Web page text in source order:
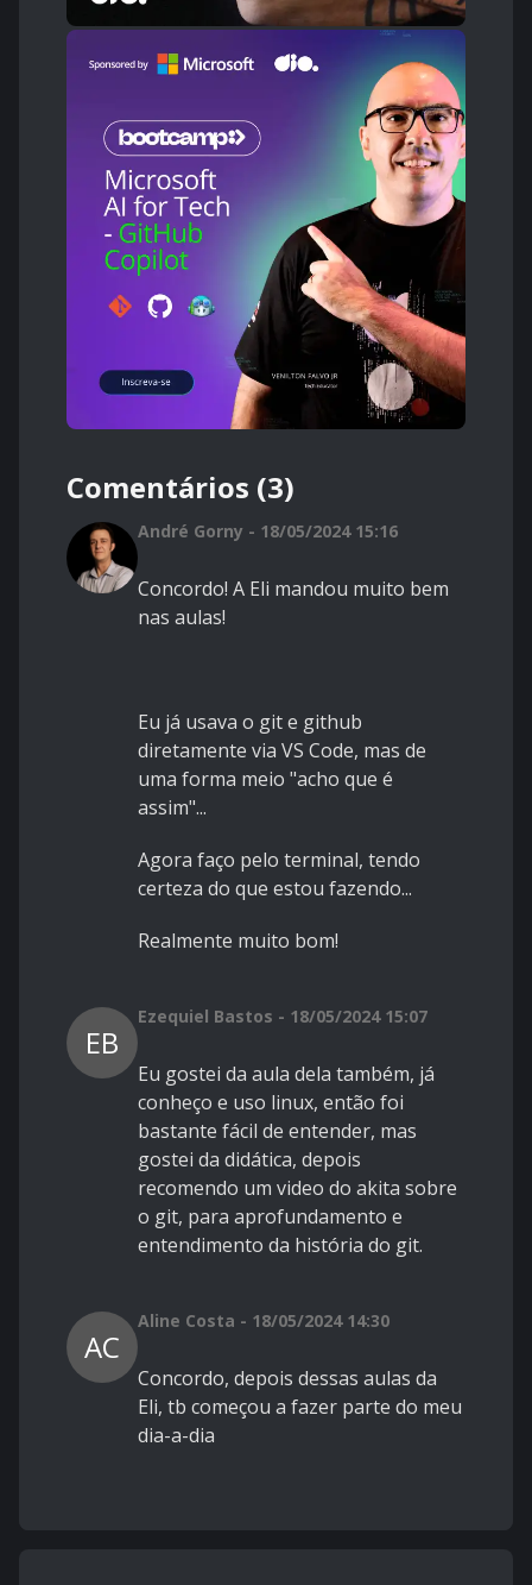
Comentários (3)
André Gorny - 18/05/2024 15:16
Concordo! A Eli mandou muito bem
nas aulas!
Eu já usava o git e github
diretamente via VS Code, mas de
uma forma meio "acho que é
assim"...
Agora faço pelo terminal, tendo
certeza do que estou fazendo...
Realmente muito bom!
EB
Ezequiel Bastos - 18/05/2024 15:07
Eu gostei da aula dela também, já
conheço e uso linux, então foi
bastante fácil de entender, mas
gostei da didática, depois
recomendo um video do akita sobre
o git, para aprofundamento e
entendimento da história do git.
AC
Aline Costa - 18/05/2024 14:30
Concordo, depois dessas aulas da
Eli, tb começou a fazer parte do meu
dia-a-dia